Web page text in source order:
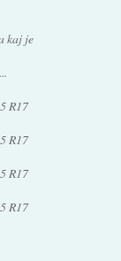
kaj je
...
R17
R17
R17
R17